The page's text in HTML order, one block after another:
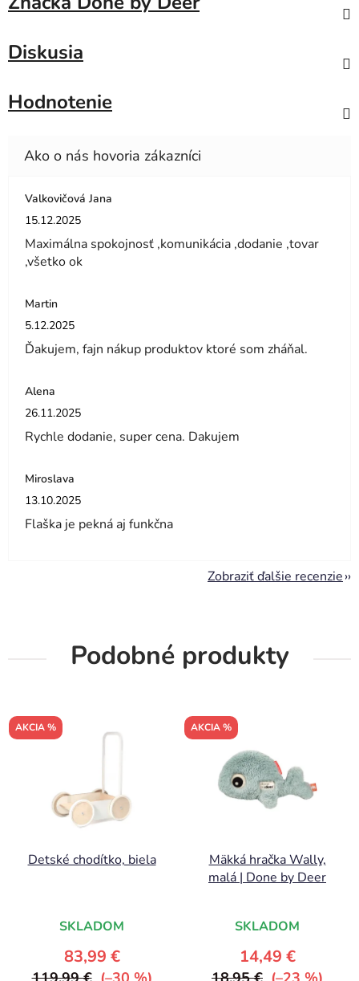
Diskusia
Hodnotenie
Valkovičová Jana
Hodnotenie obchodu je 5 z 5 hviezdičiek.
15.12.2025
Maximálna spokojnosť ,komunikácia ,dodanie ,tovar
,všetko ok
Martin
Hodnotenie obchodu je 5 z 5 hviezdičiek.
5.12.2025
Ďakujem, fajn nákup produktov ktoré som zháňal.
Alena
Hodnotenie obchodu je 5 z 5 hviezdičiek.
26.11.2025
Rychle dodanie, super cena. Dakujem
Miroslava
Hodnotenie obchodu je 5 z 5 hviezdičiek.
13.10.2025
Flaška je pekná aj funkčna
Zobraziť ďalšie recenzie
Podobné produkty
AKCIA %
Detské chodítko, biela
SKLADOM
83,99 €
AKCIA %
Mäkká hračka Wally,
malá | Done by Deer
SKLADOM
14,49 €